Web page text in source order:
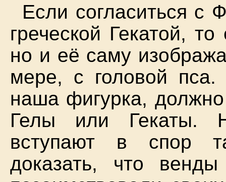
Если согласиться с
греческой Гекатой,
но и её саму
мере, с головой пса.
наша фигурка,
Гелы или Гекаты.
вступают в спор
доказать, что